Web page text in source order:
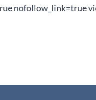
nofollow_link=true